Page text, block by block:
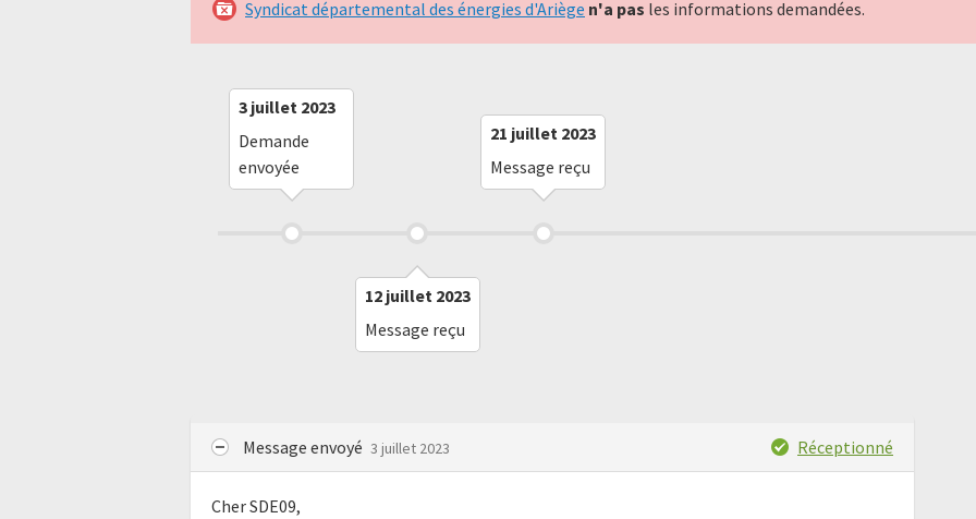
Syndicat départemental des énergies d'Ariège n'a pas les informations demandées.
3 juillet 2023
Demande
envoyée
12 juillet 2023
Message reçu
21 juillet 2023
Message reçu
Message envoyé 3 juillet 2023 Réceptionné
Cher SDE09,